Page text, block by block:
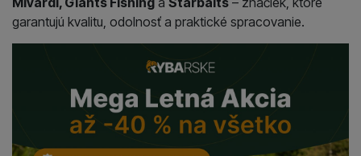
garantujú kvalitu, odolnosť a praktické spracovanie.